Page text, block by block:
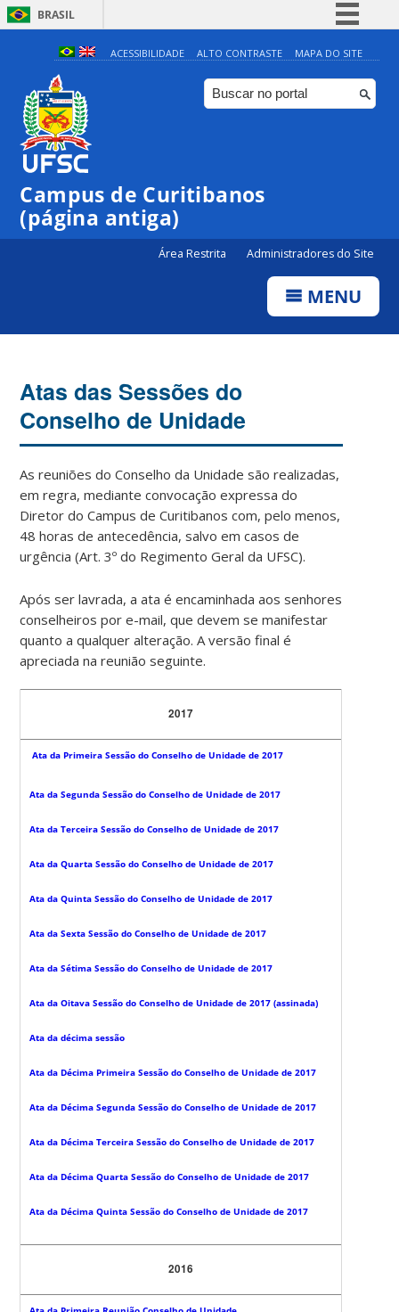
BRASIL
Simplifique!
Comunica BR
Participe
Canais
ACESSIBILIDADE ALTO CONTRASTE MAPA DO SITE
Campus de Curitibanos
(página antiga)
Área Restrita Administradores do Site
MENU
Atas das Sessões do
Conselho de Unidade
As reuniões do Conselho da Unidade são realizadas,
em regra, mediante convocação expressa do
Diretor do Campus de Curitibanos com, pelo menos,
48 horas de antecedência, salvo em casos de
urgência (Art. 3º do Regimento Geral da UFSC).
Após ser lavrada, a ata é encaminhada aos senhores
conselheiros por e-mail, que devem se manifestar
quanto a qualquer alteração. A versão final é
apreciada na reunião seguinte.
2017
Ata da Primeira Sessão do Conselho de Unidade de 2017
Ata da Segunda Sessão do Conselho de Unidade de 2017
Ata da Terceira Sessão do Conselho de Unidade de 2017
Ata da Quarta Sessão do Conselho de Unidade de 2017
Ata da Quinta Sessão do Conselho de Unidade de 2017
Ata da Sexta Sessão do Conselho de Unidade de 2017
Ata da Sétima Sessão do Conselho de Unidade de 2017
Ata da Oitava Sessão do Conselho de Unidade de 2017 (assinada)
Ata da décima sessão
Ata da Décima Primeira Sessão do Conselho de Unidade de 2017
Ata da Décima Segunda Sessão do Conselho de Unidade de 2017
Ata da Décima Terceira Sessão do Conselho de Unidade de 2017
Ata da Décima Quarta Sessão do Conselho de Unidade de 2017
Ata da Décima Quinta Sessão do Conselho de Unidade de 2017
2016